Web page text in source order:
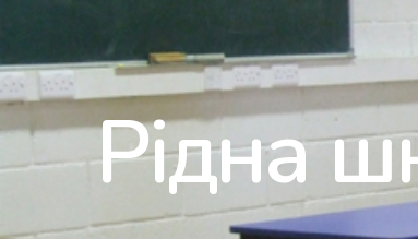
Рідна